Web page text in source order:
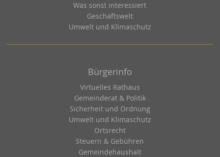
Was sonst interessiert
Geschäftswelt
Umwelt und Klimaschutz
Bürgerinfo
Virtuelles Rathaus
Gemeinderat & Politik
Sicherheit und Ordnung
Umwelt und Klimaschutz
Ortsrecht
Steuern & Gebühren
Gemeindehaushalt